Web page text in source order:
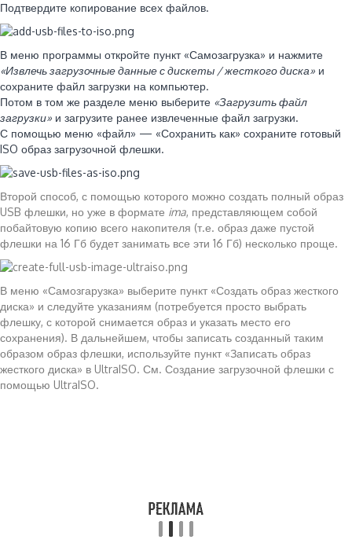
Подтвердите копирование всех файлов.
В меню программы откройте пункт «Самозагрузка» и нажмите
«Извлечь загрузочные данные с дискеты / жесткого диска» и
сохраните файл загрузки на компьютер.
Потом в том же разделе меню выберите «Загрузить файл
загрузки» и загрузите ранее извлеченные файл загрузки.
С помощью меню «файл» — «Сохранить как» сохраните готовый
ISO образ загрузочной флешки.
Второй способ, с помощью которого можно создать полный образ
USB флешки, но уже в формате ima, представляющем собой
побайтовую копию всего накопителя (т.е. образ даже пустой
флешки на 16 Гб будет занимать все эти 16 Гб) несколько проще.
В меню «Самозгарузка» выберите пункт «Создать образ жесткого
диска» и следуйте указаниям (потребуется просто выбрать
флешку, с которой снимается образ и указать место его
сохранения). В дальнейшем, чтобы записать созданный таким
образом образ флешки, используйте пункт «Записать образ
жесткого диска» в UltraISO. См. Создание загрузочной флешки с
помощью UltraISO.